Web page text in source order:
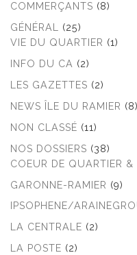
COMMERÇANTS (8)
GÉNÉRAL
(25)
VIE DU QUARTIER (1)
INFO DU CA (2)
LES GAZETTES (2)
NEWS ÎLE DU RAMIER (8)
NON CLASSÉ (11)
NOS DOSSIERS (38)
COEUR DE QUARTIER
GARONNE-RAMIER (9)
IPSOPHENE/
LA CENTRALE (2)
LA POSTE (2)